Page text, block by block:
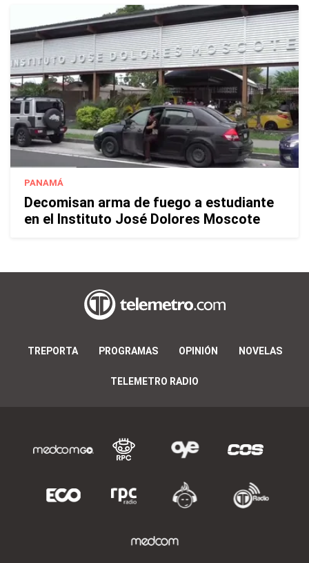
PANAMÁ
Decomisan arma de fuego a estudiante
en el Instituto José Dolores Moscote
TREPORTA PROGRAMAS OPINIÓN NOVELAS
TELEMETRO RADIO